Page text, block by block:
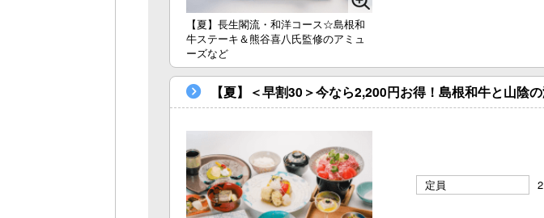
【夏】長生閣流・和洋コース☆島根和
牛ステーキ＆熊谷喜八氏監修のアミュ
ーズなど
【夏】＜早割30＞今なら2,200円お得！島根和牛と山
定員